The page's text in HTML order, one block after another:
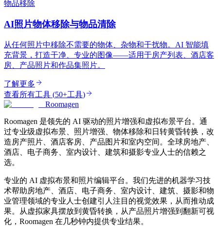
物品移除
AI照片物体移除与物品清除
从任何照片中移除不需要的物体、杂物和干扰物。AI 智能填
充背景，打造干净、专业的图像——适用于房产列表、酒店客
房、产品照片和作品集照片。
了解更多
查看所有工具 (50+工具)
Roomagen
Roomagen 是领先的 AI 驱动的照片增强和虚拟布景平台。通
过专业级虚拟布景、照片增强、物体移除和日转黄昏转换，改
造房产照片、酒店客房、产品图片和室内空间。全球房地产、
酒店、电子商务、室内设计、建筑和摄影专业人士的信赖之
选。
专业的 AI 虚拟布景和照片编辑平台。我们先进的机器学习技
术帮助房地产、酒店、电子商务、室内设计、建筑、摄影和物
业管理领域的专业人士创建引人注目的视觉效果，从而推动成
果。从虚拟家具摆放到黄昏转换，从产品照片增强到翻新可视
化，Roomagen 在几秒钟内提供专业结果。